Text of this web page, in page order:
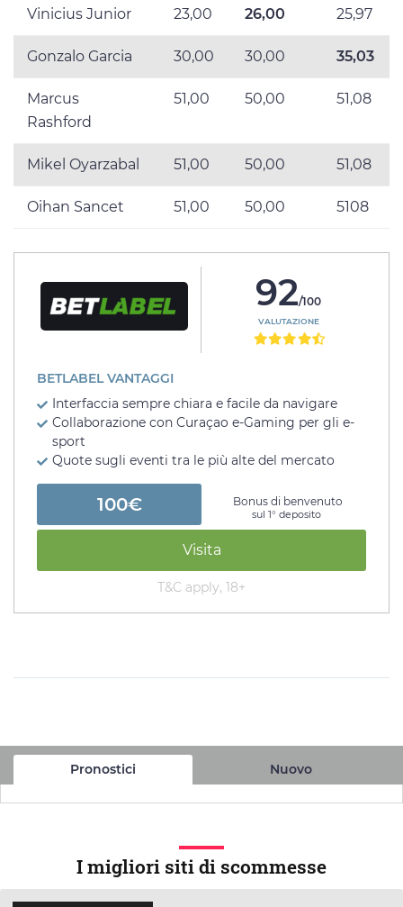
Vinicius Junior 23,00 26,00 25,97
Gonzalo Garcia 30,00 30,00 35,03
Marcus
Rashford
51,00 50,00 51,08
Mikel Oyarzabal 51,00 50,00 51,08
Oihan Sancet 51,00 50,00 5108
92/100
VALUTAZIONE
BETLABEL VANTAGGI
Interfaccia sempre chiara e facile da navigare
Collaborazione con Curaçao e-Gaming per gli e-
sport
Quote sugli eventi tra le più alte del mercato
100€ Bonus di benvenuto
sul 1° deposito
Visita
T&C apply, 18+
Pronostici Nuovo
I migliori siti di scommesse